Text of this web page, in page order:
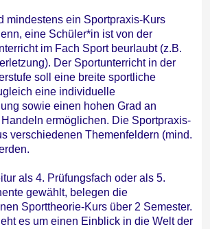
mindestens ein Sportpraxis-Kurs
eine Schüler*in ist von der
im Fach Sport beurlaubt (z.B.
Der Sportunterricht in der
soll eine breite sportliche
eine individuelle
sowie einen hohen Grad an
ermöglichen. Die Sportpraxis-
verschiedenen Themenfeldern (mind.
als 4. Prüfungsfach oder als 5.
gewählt, belegen die
Sporttheorie-Kurs über 2 Semester.
es um einen Einblick in die Welt der